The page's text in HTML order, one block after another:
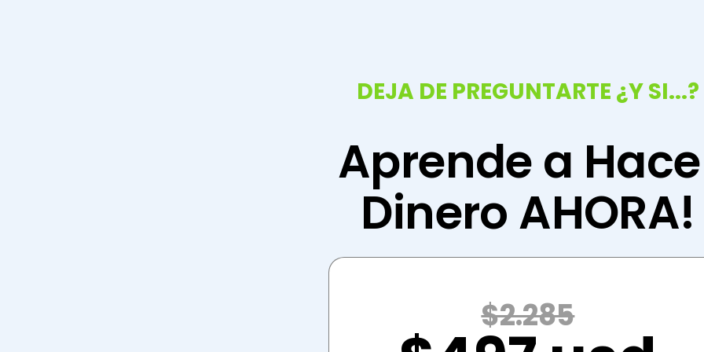
DEJA DE PREGUNTARTE ¿Y SI...?
Aprende a
Dinero AHORA!
$2.285